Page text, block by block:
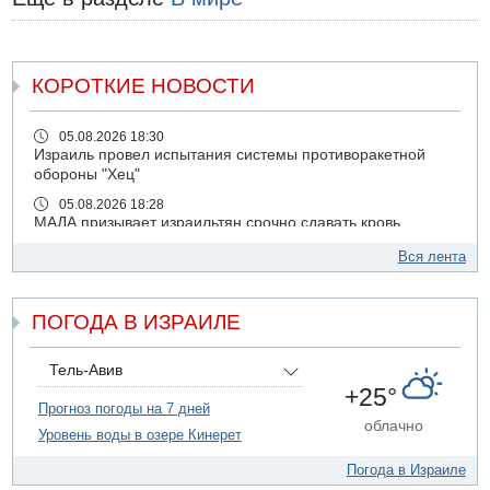
КОРОТКИЕ НОВОСТИ
05.08.2026 18:30
Израиль провел испытания системы противоракетной
обороны "Хец"
05.08.2026 18:28
МАДА призывает израильтян срочно сдавать кровь
Бывший посол Израиля в ООН Гилад Эрдан объявит в
05.08.2026 13:49
На севере Израиля на берег выбросило тело
05.08.2026 13:32
В России горят новые склады
05.08.2026 10:19
Хуситы сообщают об атаке по Саудовскому танкеру
Левые активисты пытались ворваться в офис
Вся лента
ПОГОДА В ИЗРАИЛЕ
Тель-Авив
Прогноз погоды на 7 дней
Уровень воды в озере Кинерет
+25°
облачно
Погода в Израиле